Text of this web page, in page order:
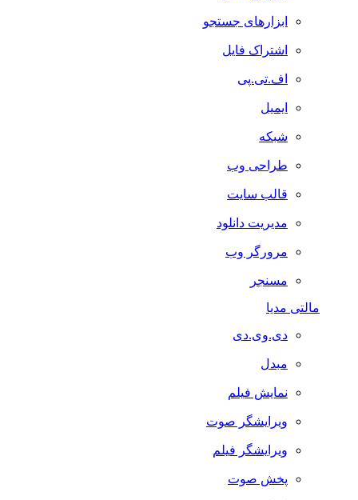
ابزارهای جستجو
اشتراک فایل
اف.تی.پی
ایمیل
شبکه
طراحی وب
قالب سایت
مدیریت دانلود
مرورگر وب
مسنجر
مالتی مدیا
دی.وی.دی
مبدل
نمایش فیلم
ویرایشگر صوت
ویرایشگر فیلم
پخش صوت